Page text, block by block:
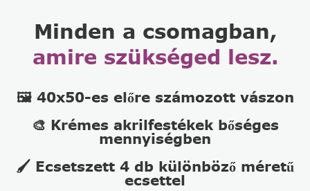
Minden a csomagban,
amire szükséged lesz.
🖼️ 40x50-es előre számozott vászon
🎨 Krémes akrilfestékek bőséges
mennyiségben
🖌️ Ecsetszett 4 db különböző méretű
ecsettel